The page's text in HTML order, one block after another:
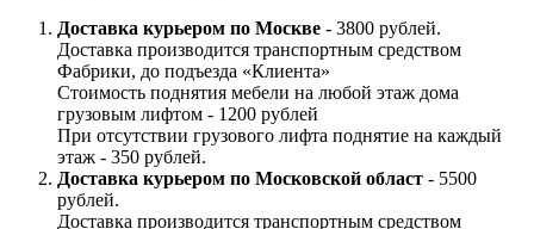
Доставка курьером по Москве - 3800 рублей.
Доставка производится транспортным средством
Фабрики, до подъезда «Клиента»
Стоимость поднятия мебели на любой этаж дома
грузовым лифтом - 1200 рублей
При отсутствии грузового лифта поднятие на каждый
этаж - 350 рублей.
Доставка курьером по Московской област - 5500
рублей.
Доставка производится транспортным средством